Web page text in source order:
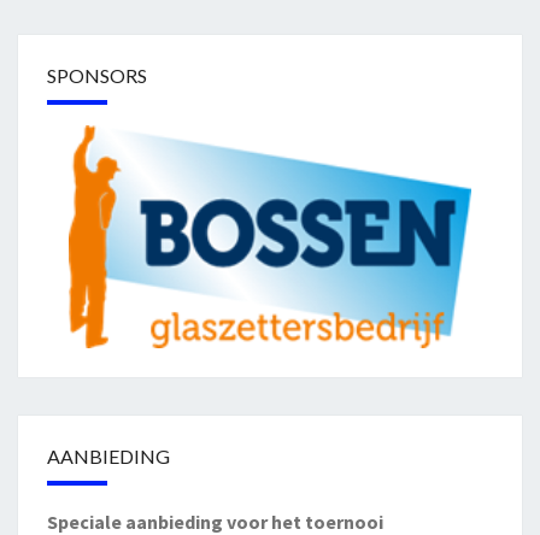
SPONSORS
AANBIEDING
Speciale aanbieding voor het toernooi